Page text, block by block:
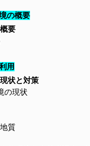
の概要
要
用
状と対策
現状
質